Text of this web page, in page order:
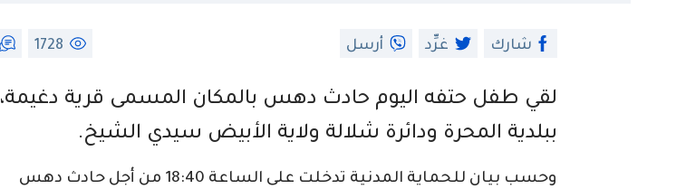
شارك غرِّد أرسل 1728
لقي طفل حتفه اليوم حادث دهس بالمكان المسمى قرية دغيمة،
ببلدية المحرة ودائرة شلالة ولاية الأبيض سيدي الشيخ.
وحسب بيان للحماية المدنية تدخلت على الساعة 18:40 من أجل حادث دهس